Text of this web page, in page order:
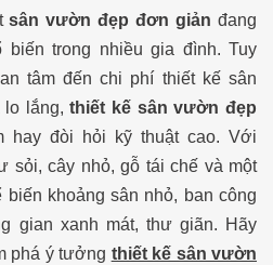
sân vườn đẹp đơn giản đang
trong nhiều gia đình. Tuy
tâm đến chi phí thiết kế sân
lo lắng,thiết kế sân vườn đẹp
hay đòi hỏi kỹ thuật cao. Với
sỏi, cây nhỏ, gỗ tái chế và một
biến khoảng sân nhỏ, ban công
gian xanh mát, thư giãn. Hãy
phá ý tưởng thiết kế sân vườn